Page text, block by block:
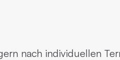
nach individuellen